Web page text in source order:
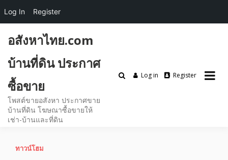
content
อสังหาไทย.com
บ้านที่ดิน ประกาศ
ซื้อขาย
โพสต์ขายอสังหา ประกาศขาย
บ้านที่ดิน โฆษณาซื้อขายให้
เช่า-บ้านและที่ดิน
Log in Register
ทาวน์โฮม
Log In Register